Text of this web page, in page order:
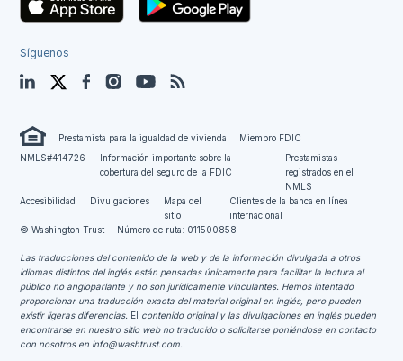
Síguenos
LinkedIn TwitterFacebookInstagramYouTube
Prestamista para la igualdad de vivienda
Miembro FDIC
NMLS#414726
Información importante sobre la
cobertura del seguro de la FDIC
Prestamistas
registrados en el
NMLS
Accesibilidad
Divulgaciones
Mapa del
sitio
Clientes de la banca en línea
internacional
© Washington Trust
Número de ruta: 011500858
Las traducciones del contenido de la web y de la información divulgada a otros
idiomas distintos del inglés están pensadas únicamente para facilitar la lectura al
público no angloparlante y no son jurídicamente vinculantes. Hemos intentado
proporcionar una traducción exacta del material original en inglés, pero pueden
existir ligeras diferencias. El contenido original y las divulgaciones en inglés pueden
encontrarse en nuestro sitio web no traducido o solicitarse poniéndose en contacto
con nosotros en info@washtrust.com.